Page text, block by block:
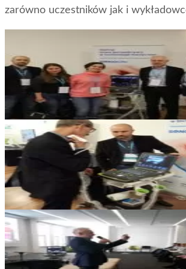
zarówno uczestników jak i
p_sm_50778_1
sm_20181130_102313.jpg-
e1544693563982